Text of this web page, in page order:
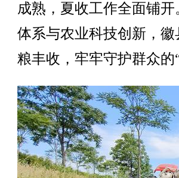
成熟，夏收工作全面铺
体系与农业科技创新，
粮丰收，牢牢守护群众的